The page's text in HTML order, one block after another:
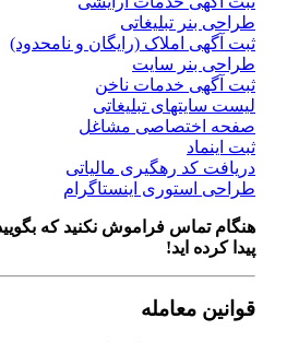
طراحی بنر تبلیغاتی
ثبت آگهی املاک (رایگان و نامحدود)
طراحی بنر سایت
ثبت آگهی خدمات ناخن
لیست سایتهای تبلیغاتی
صفحه اختصاصی مشاغل
ثبت اینماد
دریافت کد رهگیری مالیاتی
طراحی استوری اینستاگرام
هنگام تماس فراموش نکنید که بگویید
پیدا کرده اید!
قوانین معامله